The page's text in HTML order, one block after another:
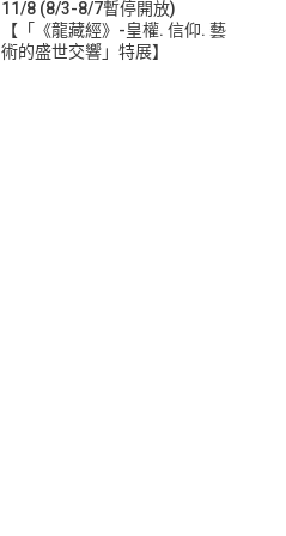
11/8 (8/3-8/7暫停開放)
【「《龍藏經》-皇權. 信仰. 藝
術的盛世交響」特展】